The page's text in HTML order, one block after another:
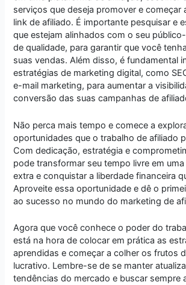
serviços que deseja promover e começar
link de afiliado. É importante pesquisar e
que estejam alinhados com o seu
de qualidade, para garantir que você
suas vendas. Além disso, é fundamental
estratégias de marketing digital, como
e-mail marketing, para aumentar a
conversão das suas campanhas de
Não perca mais tempo e comece a
oportunidades que o trabalho de afiliado
Com dedicação, estratégia e
pode transformar seu tempo livre em
extra e conquistar a liberdade financeira
Aproveite essa oportunidade e dê o
ao sucesso no mundo do marketing de
Agora que você conhece o poder do
está na hora de colocar em prática as
aprendidas e começar a colher os frutos
lucrativo. Lembre-se de se manter
tendências do mercado e buscar sempre